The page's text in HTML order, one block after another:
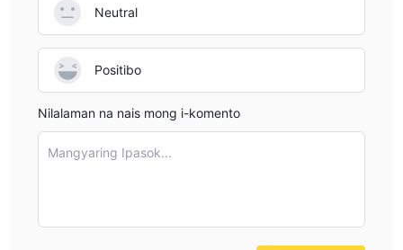
Neutral
Positibo
Nilalaman na nais mong i-komento
Mangyaring Ipasok...